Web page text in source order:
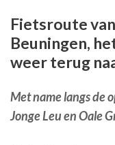
Fietsroute
Beuningen,
weer terug
Met name langs de
Jonge Leu en Oale